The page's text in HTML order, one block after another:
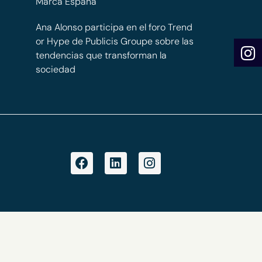
Ana Alonso participa en el foro Trend
or Hype de Publicis Groupe sobre las
tendencias que transforman la
sociedad